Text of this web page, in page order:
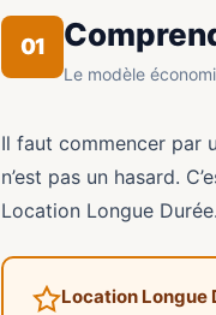
01
Le modèle
Il faut commencer par
n’est pas un hasard.
Location Longue Durée.
Location Longue